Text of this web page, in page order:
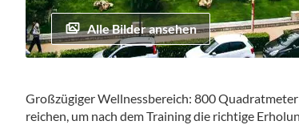
Alle Bilder ansehen
der
Bildgalerie
Großzügiger Wellnessbereich: 800
reichen, um nach dem Training die richtige